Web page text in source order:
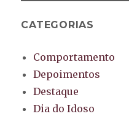
CATEGORIAS
Comportamento
Depoimentos
Destaque
Dia do Idoso